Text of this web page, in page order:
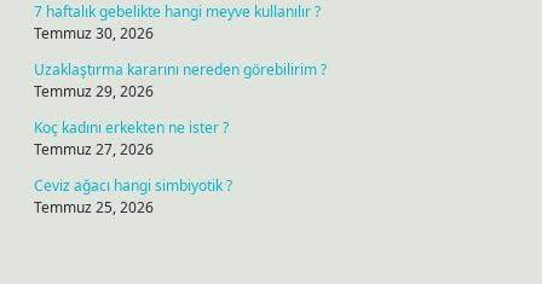
7 haftalık gebelikte hangi meyve kullanılır ?
Temmuz 30, 2026
Uzaklaştırma kararını nereden görebilirim ?
Temmuz 29, 2026
Koç kadını erkekten ne ister ?
Temmuz 27, 2026
Ceviz ağacı hangi simbiyotik ?
Temmuz 25, 2026